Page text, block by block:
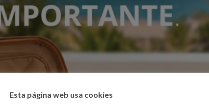
Esta página web usa cookies